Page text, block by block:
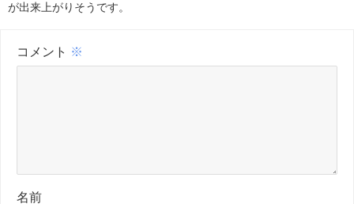
が出来上がりそうです。
コメント ※
名前